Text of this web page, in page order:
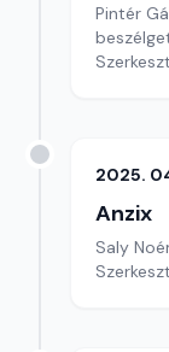
Pintér
2025.
Anzix
Saly